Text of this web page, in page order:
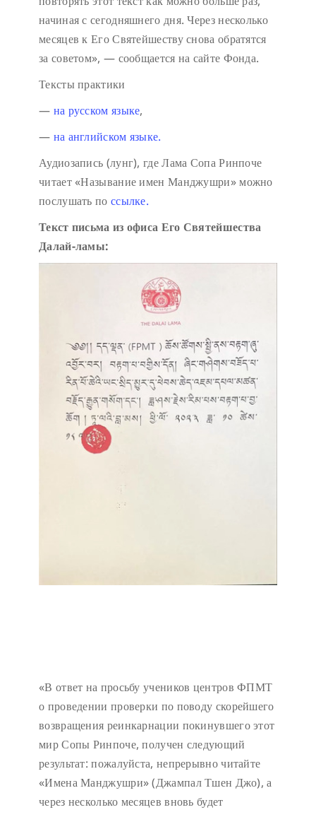
начиная с сегодняшнего дня. Через несколько
месяцев к Его Святейшеству снова обратятся
за советом», — сообщается на сайте Фонда.
Тексты практики
— на русском языке,
— на английском языке.
Аудиозапись (лунг), где Лама Сопа Ринпоче
читает «Называние имен Манджушри» можно
послушать по ссылке.
Текст письма из офиса Его Святейшества
Далай-ламы:
«В ответ на просьбу учеников центров ФПМТ
о проведении проверки по поводу скорейшего
возвращения реинкарнации покинувшего этот
мир Сопы Ринпоче, получен следующий
результат: пожалуйста, непрерывно читайте
«Имена Манджушри» (Джампал Тшен Джо), а
через несколько месяцев вновь будет